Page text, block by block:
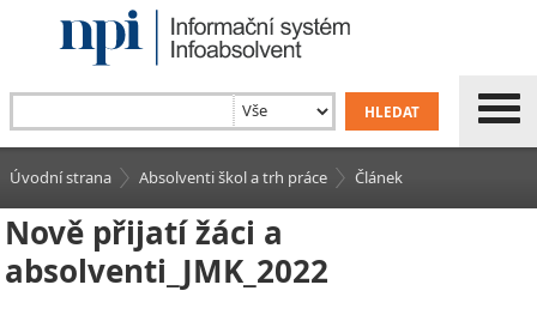
Úvodní strana Absolventi škol a trh práce Článek
Nově přijatí žáci a
absolventi_JMK_2022